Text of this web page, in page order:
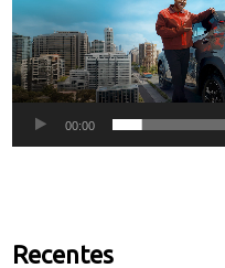
00:00
Recentes